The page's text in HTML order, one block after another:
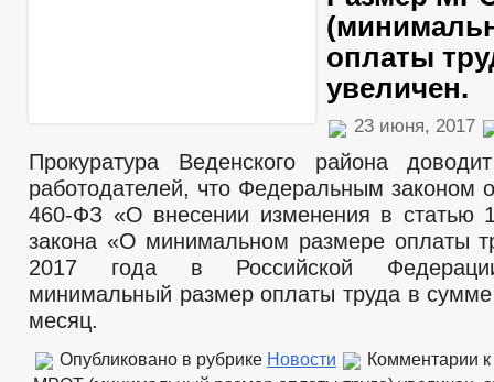
оплаты
увеличен.
23 июня, 2017
Прокуратура Веденского района
работодателей, что Федеральным законом
460-ФЗ «О внесении изменения в статью
закона «О минимальном размере оплаты
2017 года в Российской
минимальный размер оплаты труда в
месяц.
Опубликовано в рубрике Новости Комментарии